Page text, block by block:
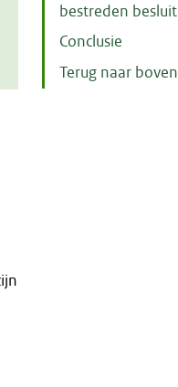
bestreden besluit
Conclusie
Terug naar boven